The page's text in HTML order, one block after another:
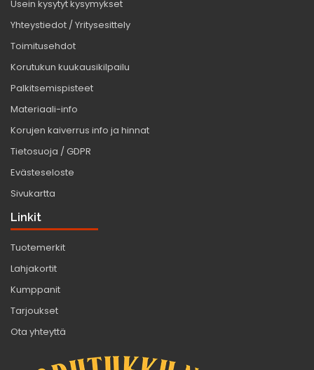
Usein kysytyt kysymykset
Yhteystiedot / Yritysesittely
Toimitusehdot
Korutukun kuukausikilpailu
Palkitsemispisteet
Materiaali-info
Korujen kaiverrus info ja hinnat
Tietosuoja / GDPR
Evästeseloste
Sivukartta
Linkit
Tuotemerkit
Lahjakortit
Kumppanit
Tarjoukset
Ota yhteyttä